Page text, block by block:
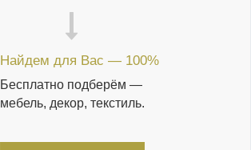
Найдем для Вас — 100%
Бесплатно подберём —
мебель, декор, текстиль.